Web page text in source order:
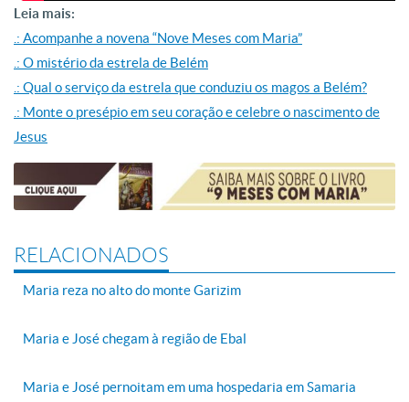
Leia mais:
.: Acompanhe a novena “Nove Meses com Maria”
.: O mistério da estrela de Belém
.: Qual o serviço da estrela que conduziu os magos a Belém?
.: Monte o presépio em seu coração e celebre o nascimento de
Jesus
RELACIONADOS
Maria reza no alto do monte Garizim
Maria e José chegam à região de Ebal
Maria e José pernoitam em uma hospedaria em Samaria